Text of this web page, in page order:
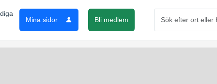
Mina sidor Bli medlem